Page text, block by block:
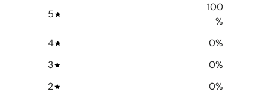
5
100
%
4
0%
3
0%
2
0%